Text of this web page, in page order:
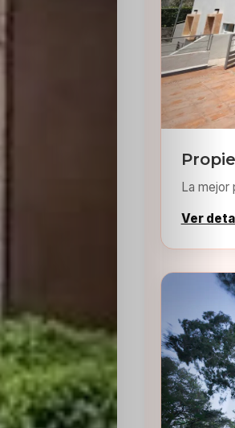
Search
La mejor
Ver